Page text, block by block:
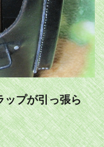
ップが引っ張ら